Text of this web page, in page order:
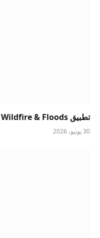
تطبيق Watch Duty: Wildfire & Floods
30 يونيو، 2026